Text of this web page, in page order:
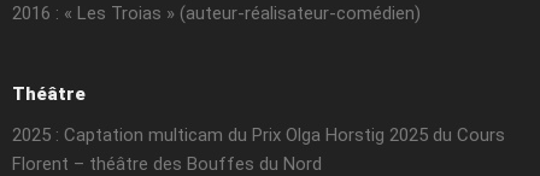
2016 : « Les Troias » (auteur-réalisateur-comédien)
Théâtre
2025 : Captation multicam du Prix Olga Horstig 2025 du Cours
Florent – théâtre des Bouffes du Nord